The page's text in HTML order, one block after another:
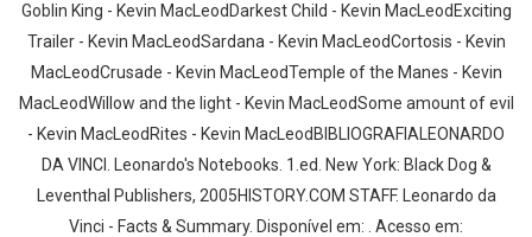
Goblin King - Kevin MacLeodDarkest Child - Kevin MacLeodExciting
Trailer - Kevin MacLeodSardana - Kevin MacLeodCortosis - Kevin
MacLeodCrusade - Kevin MacLeodTemple of the Manes - Kevin
MacLeodWillow and the light - Kevin MacLeodSome amount of evil
- Kevin MacLeodRites - Kevin MacLeodBIBLIOGRAFIALEONARDO
DA VINCI. Leonardo's Notebooks. 1.ed. New York: Black Dog &
Leventhal Publishers, 2005HISTORY.COM STAFF. Leonardo da
Vinci - Facts & Summary. Disponível em: . Acesso em: